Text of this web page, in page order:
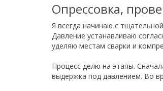
Опрессовка,
Я всегда начинаю с
Давление устанавливаю
уделяю местам сварки и
Процесс делю на этапы.
выдержка под давлением. Во